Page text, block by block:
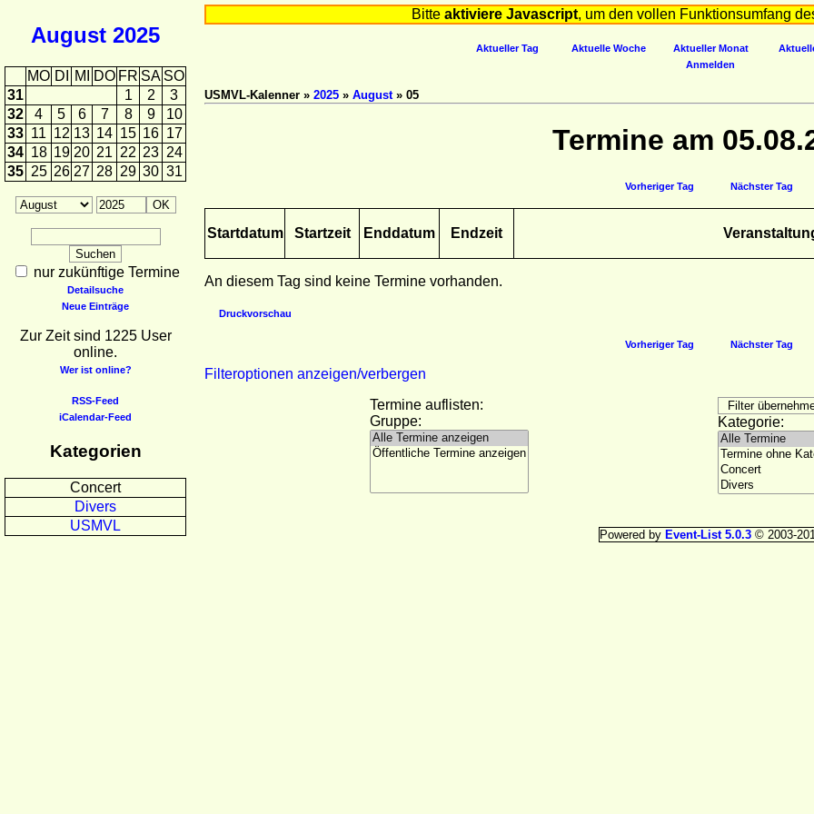
August 2025
MO DI MI DO FR SA SO
31
1 2
3
32
4 5 6 7 8 9
10
33 11 12 13 14 15 16 17
34 18 19 20 21 22 23 24
35 25 26 27 28 29 30 31
nur zukünftige Termine
Detailsuche
Neue Einträge
Zur Zeit sind 1225 User
online.
Wer ist online?
RSS-Feed
iCalendar-Feed
Kategorien
Concert
Divers
USMVL
Bitte aktiviere Javascript, um den vollen Funktionsumfang
Aktueller Tag Aktuelle Woche Aktueller Monat
Anmelden
USMVL-Kalenner » 2025 » August» 05
Termine am
Vorheriger Tag Nächster Tag
Startdatum Startzeit Enddatum Endzeit
An diesem Tag sind keine Termine vorhanden.
Druckvorschau
Vorheriger Tag Nächster Tag
Filteroptionen anzeigen/verbergen
Termine auflisten:
Gruppe:
Kategorie:
Powered by Event-List 5.0.3© 2003-